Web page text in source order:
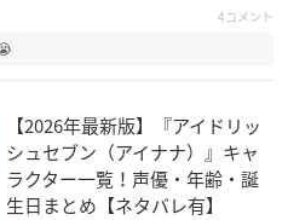
4コメント
【2026年最新版】『アイドリッ
シュセブン（アイナナ）』キャ
ラクター一覧！声優・年齢・誕
生日まとめ【ネタバレ有】